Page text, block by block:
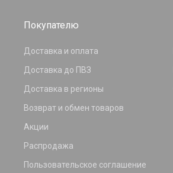
Покупателю
Доставка и оплата
Доставка до ПВЗ
Доставка в регионы
Возврат и обмен товаров
Акции
Распродажа
Пользовательское соглашение